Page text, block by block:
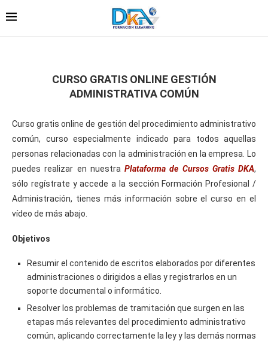
CURSO GRATIS ONLINE GESTIÓN
ADMINISTRATIVA COMÚN
Curso gratis online de gestión del procedimiento administrativo
común, curso especialmente indicado para todos aquellas
personas relacionadas con la administración en la empresa. Lo
puedes realizar en nuestra Plataforma de Cursos Gratis DKA,
sólo regístrate y accede a la sección Formación Profesional /
Administración, tienes más información sobre el curso en el
vídeo de más abajo.
Objetivos
Resumir el contenido de escritos elaborados por diferentes
administraciones o dirigidos a ellas y registrarlos en un
soporte documental o informático.
Resolver los problemas de tramitación que surgen en las
etapas más relevantes del procedimiento administrativo
común, aplicando correctamente la ley y las demás normas